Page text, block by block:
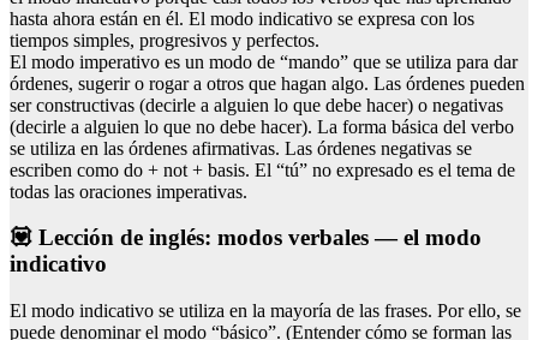
hasta ahora están en él. El modo indicativo se expresa con los
tiempos simples, progresivos y perfectos.
El modo imperativo es un modo de “mando” que se utiliza para dar
órdenes, sugerir o rogar a otros que hagan algo. Las órdenes pueden
ser constructivas (decirle a alguien lo que debe hacer) o negativas
(decirle a alguien lo que no debe hacer). La forma básica del verbo
se utiliza en las órdenes afirmativas. Las órdenes negativas se
escriben como do + not + basis. El “tú” no expresado es el tema de
todas las oraciones imperativas.
💟 Lección de inglés: modos verbales — el modo
indicativo
El modo indicativo se utiliza en la mayoría de las frases. Por ello, se
puede denominar el modo “básico”. (Entender cómo se forman las